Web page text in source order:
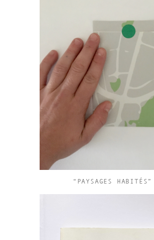
“PAYSAGES HABITÉS”